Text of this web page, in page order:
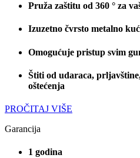
Pruža zaštitu od 360 ° za
Izuzetno čvrsto metalno
Omogućuje pristup svim
Štiti od udaraca,
oštećenja
PROČITAJ VIŠE
Garancija
1 godina